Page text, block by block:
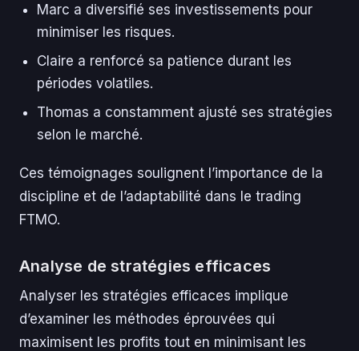
Marc a diversifié ses investissements pour
minimiser les risques.
Claire a renforcé sa patience durant les
périodes volatiles.
Thomas a constamment ajusté ses stratégies
selon le marché.
Ces témoignages soulignent l’importance de la
discipline et de l’adaptabilité dans le trading
FTMO.
Analyse de stratégies efficaces
Analyser les stratégies efficaces implique
d’examiner les méthodes éprouvées qui
maximisent les profits tout en minimisant les